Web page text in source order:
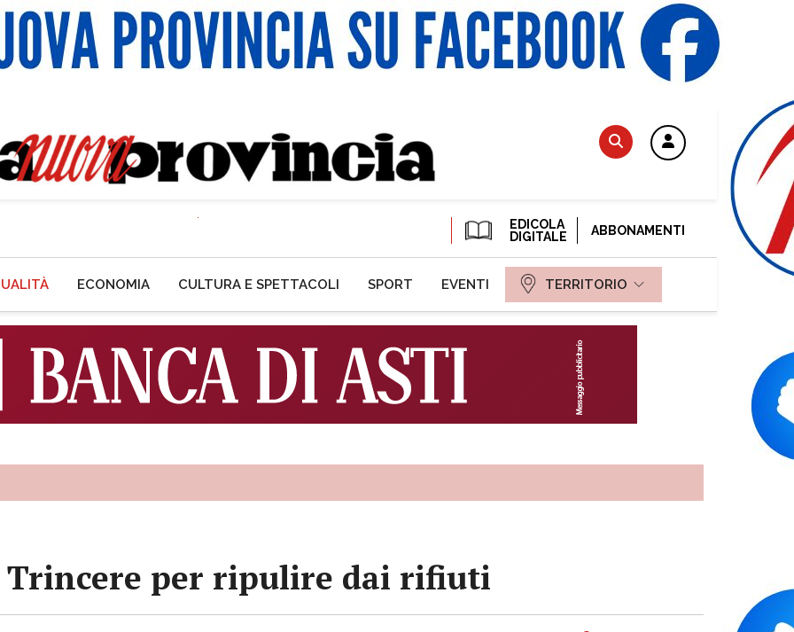
EDICOLA
DIGITALE
ABBONAMENTI
ECONOMIA CULTURA E SPETTACOLI SPORT EVENTI TERRITORIO
Trincere per ripulire dai rifiuti